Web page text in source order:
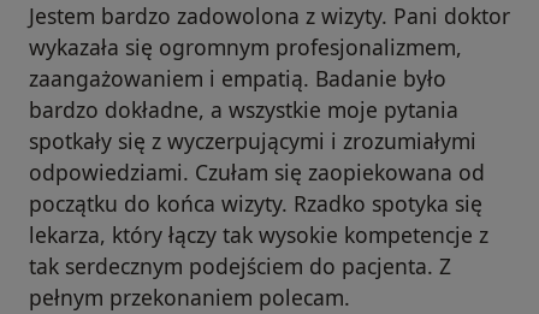
Jestem bardzo zadowolona z wizyty. Pani doktor
wykazała się ogromnym profesjonalizmem,
zaangażowaniem i empatią. Badanie było
bardzo dokładne, a wszystkie moje pytania
spotkały się z wyczerpującymi i zrozumiałymi
odpowiedziami. Czułam się zaopiekowana od
początku do końca wizyty. Rzadko spotyka się
lekarza, który łączy tak wysokie kompetencje z
tak serdecznym podejściem do pacjenta. Z
pełnym przekonaniem polecam.